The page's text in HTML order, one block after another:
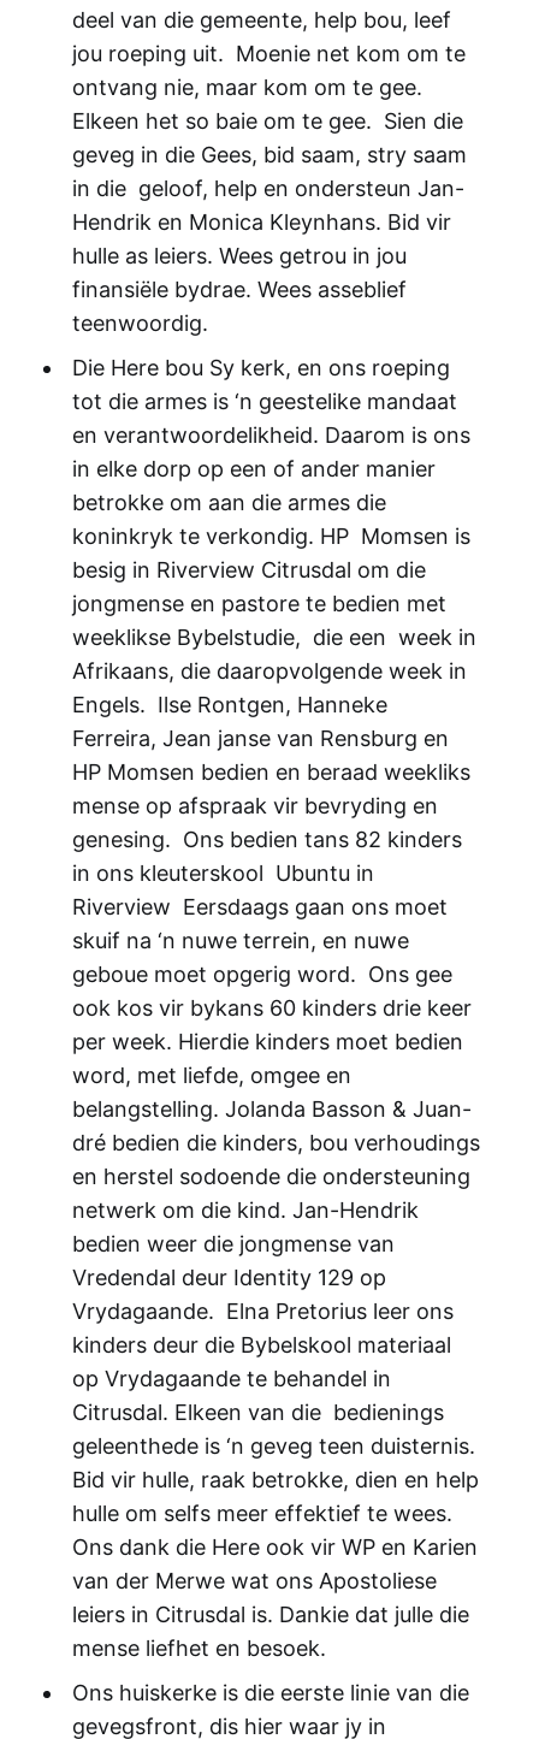
deel van die gemeente, help bou, leef
jou roeping uit. Moenie net kom om te
ontvang nie, maar kom om te gee.
Elkeen het so baie om te gee. Sien die
geveg in die Gees, bid saam, stry saam
in die geloof, help en ondersteun Jan-
Hendrik en Monica Kleynhans. Bid vir
hulle as leiers. Wees getrou in jou
finansiële bydrae. Wees asseblief
teenwoordig.
Die Here bou Sy kerk, en ons roeping
tot die armes is ‘n geestelike mandaat
en verantwoordelikheid. Daarom is ons
in elke dorp op een of ander manier
betrokke om aan die armes die
koninkryk te verkondig. HP Momsen is
besig in Riverview Citrusdal om die
jongmense en pastore te bedien met
weeklikse Bybelstudie, die een week in
Afrikaans, die daaropvolgende week in
Engels. Ilse Rontgen, Hanneke
Ferreira, Jean janse van Rensburg en
HP Momsen bedien en beraad weekliks
mense op afspraak vir bevryding en
genesing. Ons bedien tans 82 kinders
in ons kleuterskool Ubuntu in
Riverview Eersdaags gaan ons moet
skuif na ‘n nuwe terrein, en nuwe
geboue moet opgerig word. Ons gee
ook kos vir bykans 60 kinders drie keer
per week. Hierdie kinders moet bedien
word, met liefde, omgee en
belangstelling. Jolanda Basson & Juan-
dré bedien die kinders, bou verhoudings
en herstel sodoende die ondersteuning
netwerk om die kind. Jan-Hendrik
bedien weer die jongmense van
Vredendal deur Identity 129 op
Vrydagaande. Elna Pretorius leer ons
kinders deur die Bybelskool materiaal
op Vrydagaande te behandel in
Citrusdal. Elkeen van die bedienings
geleenthede is ‘n geveg teen duisternis.
Bid vir hulle, raak betrokke, dien en help
hulle om selfs meer effektief te wees.
Ons dank die Here ook vir WP en Karien
van der Merwe wat ons Apostoliese
leiers in Citrusdal is. Dankie dat julle die
mense liefhet en besoek.
Ons huiskerke is die eerste linie van die
gevegsfront, dis hier waar jy in